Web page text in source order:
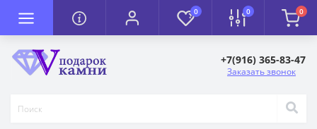
0 0 0
+7(916) 365-83-47
Заказать звонок